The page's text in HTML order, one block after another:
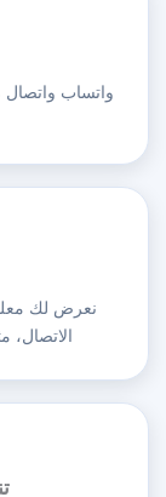
واتساب واتصال
نعرض لك
الاتصال،